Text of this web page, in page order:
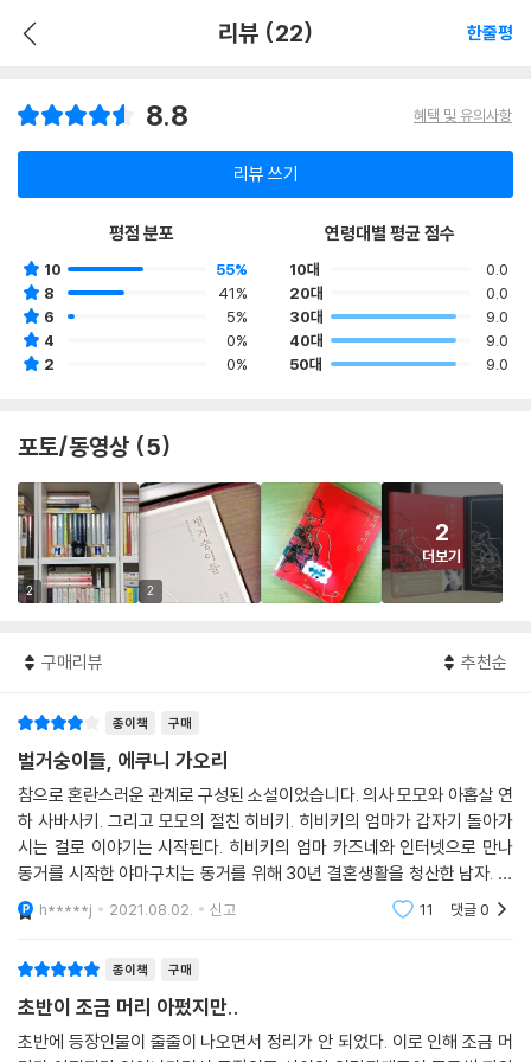
리뷰 (22) 한줄평
8.8 혜택 및 유의사항
리뷰 쓰기
평점 분포
10
55%
8
41%
6
5%
4
0%
2
0%
연령대별 평균 점수
10대
0.0
20대
0.0
30대
9.0
40대
9.0
50대
9.0
포토/동영상 (5)
2 2
2
더보기
구매리뷰 추천순
종이책 구매
벌거숭이들, 에쿠니 가오리
참으로 혼란스러운 관계로 구성된 소설이었습니다. 의사 모모와 아홉살 연
하 사바사키. 그리고 모모의 절친 히비키. 히비키의 엄마가 갑자기 돌아가
시는 걸로 이야기는 시작된다. 히비키의 엄마 카즈네와 인터넷으로 만나
동거를 시작한 야마구치는 동거를 위해 30년 결혼생활을 청산한 남자. 사
바가지는 모모, 히비키 포함 만나는 여자마다 사귀려고 하고. 모모의 언니
요우는 엄마 유
h*****j 2021.08.02. 신고 11 댓글0
종이책 구매
초반이 조금 머리 아펐지만..
초반에 등장인물이 줄줄이 나오면서 정리가 안 되었다. 이로 인해 조금 머